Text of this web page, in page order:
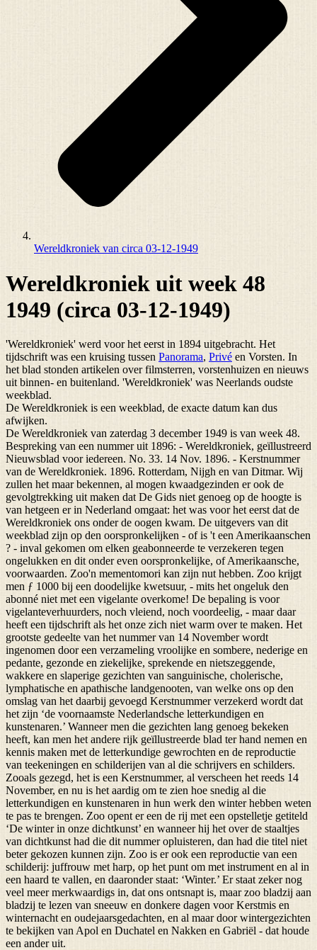
Wereldkroniek van circa 03-12-1949
Wereldkroniek uit week 48
1949 (circa 03-12-1949)
'Wereldkroniek' werd voor het eerst in 1894 uitgebracht. Het
tijdschrift was een kruising tussen Panorama, Privé en Vorsten. In
het blad stonden artikelen over filmsterren, vorstenhuizen en nieuws
uit binnen- en buitenland. 'Wereldkroniek' was Neerlands oudste
weekblad.
De Wereldkroniek is een weekblad, de exacte datum kan dus
afwijken.
De Wereldkroniek van zaterdag 3 december 1949 is van week 48.
Bespreking van een nummer uit 1896: - Wereldkroniek, geïllustreerd
Nieuwsblad voor iedereen. No. 33. 14 Nov. 1896. - Kerstnummer
van de Wereldkroniek. 1896. Rotterdam, Nijgh en van Ditmar. Wij
zullen het maar bekennen, al mogen kwaadgezinden er ook de
gevolgtrekking uit maken dat De Gids niet genoeg op de hoogte is
van hetgeen er in Nederland omgaat: het was voor het eerst dat de
Wereldkroniek ons onder de oogen kwam. De uitgevers van dit
weekblad zijn op den oorspronkelijken - of is 't een Amerikaanschen
? - inval gekomen om elken geabonneerde te verzekeren tegen
ongelukken en dit onder even oorspronkelijke, of Amerikaansche,
voorwaarden. Zoo'n mementomori kan zijn nut hebben. Zoo krijgt
men ƒ 1000 bij een doodelijke kwetsuur, - mits het ongeluk den
abonné niet met een vigelante overkome! De bepaling is voor
vigelanteverhuurders, noch vleiend, noch voordeelig, - maar daar
heeft een tijdschrift als het onze zich niet warm over te maken. Het
grootste gedeelte van het nummer van 14 November wordt
ingenomen door een verzameling vroolijke en sombere, nederige en
pedante, gezonde en ziekelijke, sprekende en nietszeggende,
wakkere en slaperige gezichten van sanguinische, cholerische,
lymphatische en apathische landgenooten, van welke ons op den
omslag van het daarbij gevoegd Kerstnummer verzekerd wordt dat
het zijn ‘de voornaamste Nederlandsche letterkundigen en
kunstenaren.’ Wanneer men die gezichten lang genoeg bekeken
heeft, kan men het andere rijk geïllustreerde blad ter hand nemen en
kennis maken met de letterkundige gewrochten en de reproductie
van teekeningen en schilderijen van al die schrijvers en schilders.
Zooals gezegd, het is een Kerstnummer, al verscheen het reeds 14
November, en nu is het aardig om te zien hoe snedig al die
letterkundigen en kunstenaren in hun werk den winter hebben weten
te pas te brengen. Zoo opent er een de rij met een opstelletje getiteld
‘De winter in onze dichtkunst’ en wanneer hij het over de staaltjes
van dichtkunst had die dit nummer opluisteren, dan had die titel niet
beter gekozen kunnen zijn. Zoo is er ook een reproductie van een
schilderij: juffrouw met harp, op het punt om met instrument en al in
een haard te vallen, en daaronder staat: ‘Winter.’ Er staat zeker nog
veel meer merkwaardigs in, dat ons ontsnapt is, maar zoo bladzij aan
bladzij te lezen van sneeuw en donkere dagen voor Kerstmis en
winternacht en oudejaarsgedachten, en al maar door wintergezichten
te bekijken van Apol en Duchatel en Nakken en Gabriël - dat houde
een ander uit.